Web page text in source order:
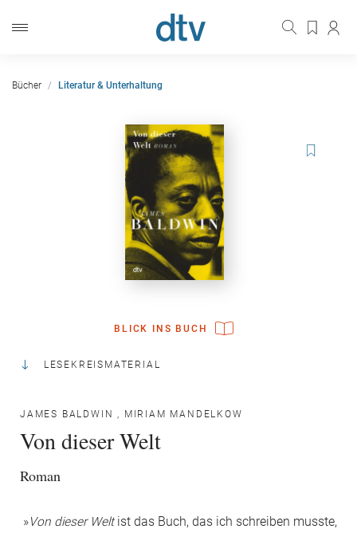
Bücher Literatur & Unterhaltung
BLICK INS BUCH
LESEKREISMATERIAL
JAMES BALDWIN , MIRIAM MANDELKOW
Von dieser Welt
Roman
»Von dieser Weltist das Buch, das ich schreiben musste,